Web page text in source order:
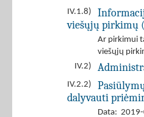
IV.1.8)
viešųjų pirkimų
Ar pirkimui
viešųjų
IV.2)
IV.2.2)
dalyvauti
Data: